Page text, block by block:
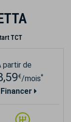
TCT
partir de
€/mois*
Financer